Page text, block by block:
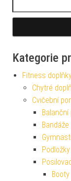
Kategorie
Fitness
Chytré
Cvičební
Balanční
Bandáže